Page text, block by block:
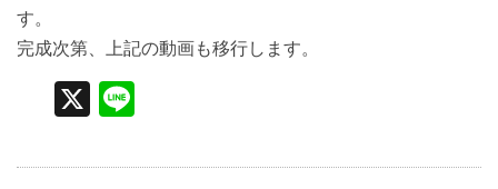
す。
完成次第、上記の動画も移行します。
X
e